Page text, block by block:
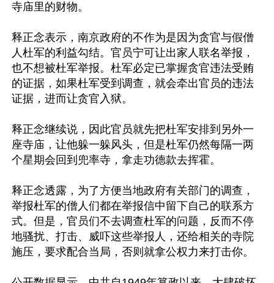
寺庙里的财物。
释正念表示，南京政府的不作为是因为贪官与假僧
人杜军的利益勾结。官员宁可让出家人联名举报，
也不想被杜军举报。杜军必定已掌握贪官违法受贿
的证据，如果杜军受到调查，就会牵出官员的违法
证据，进而让贪官入狱。
释正念继续说，因此官员就先把杜军安排到另外一
座寺庙，让他躲一躲风头，但是杜军仍然每隔一两
个星期会回到兜率寺，拿走功德款去挥霍。
释正念透露，为了方便当地政府有关部门的调查，
举报杜军的僧人们都在举报信中留下自己的联系方
式。但是，官员们不去调查杜军的问题，反而不停
地骚扰、打击、威吓这些举报人，还给相关的寺院
施压，要求配合当局，否则就拿公权力来打击你。